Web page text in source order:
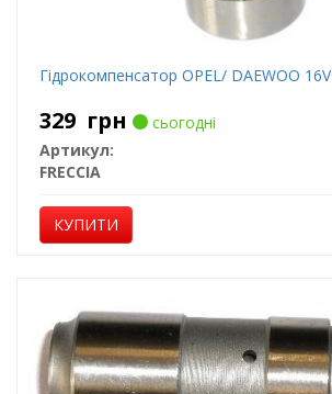
Гідрокомпенсатор OPEL/ DAEWOO 16V
329 грн
сьогодні
Артикул:
FRECCIA
КУПИТИ